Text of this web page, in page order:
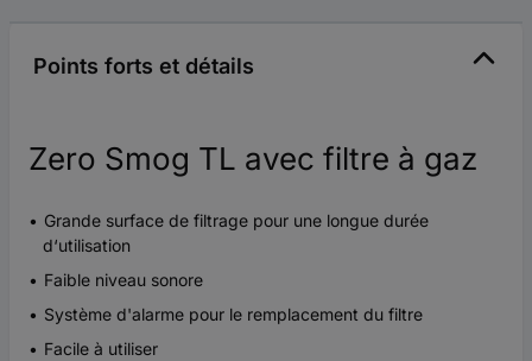
Points forts et détails
Zero Smog TL avec filtre à gaz
Grande surface de filtrage pour une longue durée
d‘utilisation
Faible niveau sonore
Système d'alarme pour le remplacement du filtre
Facile à utiliser